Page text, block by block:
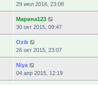
29 июл 2016, 23:08
Марина123
30 окт 2015, 09:47
Ozik
26 окт 2015, 23:07
Niya
04 апр 2015, 12:19